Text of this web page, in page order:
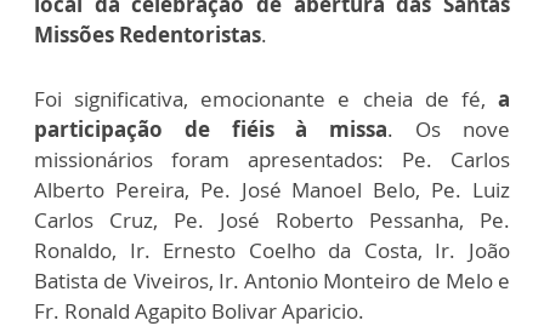
Missões Redentoristas.
Foi significativa, emocionante e cheia de fé, a
participação de fiéis à missa. Os nove
missionários foram apresentados: Pe. Carlos
Alberto Pereira, Pe. José Manoel Belo, Pe. Luiz
Carlos Cruz, Pe. José Roberto Pessanha, Pe.
Ronaldo, Ir. Ernesto Coelho da Costa, Ir. João
Batista de Viveiros, Ir. Antonio Monteiro de Melo e
Fr. Ronald Agapito Bolivar Aparicio.